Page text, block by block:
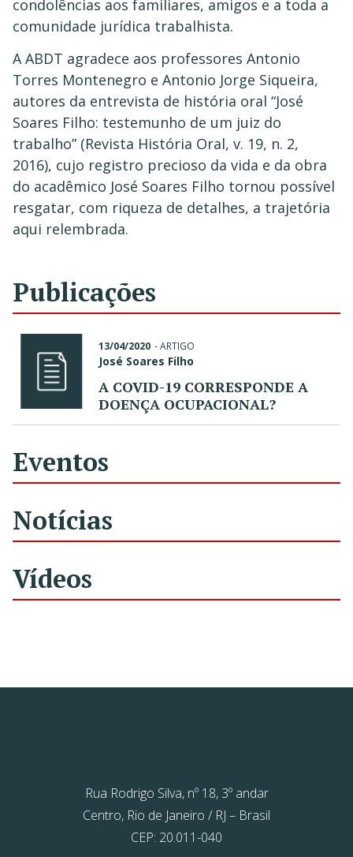
condolências aos familiares, amigos e a toda a
comunidade jurídica trabalhista.
A ABDT agradece aos professores Antonio
Torres Montenegro e Antonio Jorge Siqueira,
autores da entrevista de história oral “José
Soares Filho: testemunho de um juiz do
trabalho” (Revista História Oral, v. 19, n. 2,
2016), cujo registro precioso da vida e da obra
do acadêmico José Soares Filho tornou possível
resgatar, com riqueza de detalhes, a trajetória
aqui relembrada.
Publicações
13/04/2020 -ARTIGO
José Soares Filho
A COVID-19 CORRESPONDE A
DOENÇA OCUPACIONAL?
Eventos
Notícias
Vídeos
Rua Rodrigo Silva, nº 18, 3º andar
Centro, Rio de Janeiro / RJ – Brasil
CEP: 20.011-040